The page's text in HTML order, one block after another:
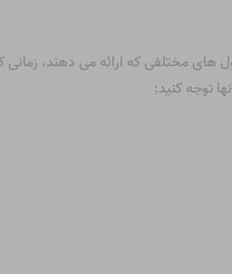
مختلفی که ارائه می دهند، زمانی
توجه کنید: